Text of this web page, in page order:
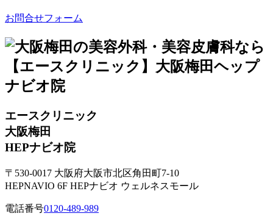
お問合せフォーム
エースクリニック
大阪梅田
HEPナビオ院
〒530-0017 大阪府大阪市北区角田町7-10
HEPNAVIO 6F HEPナビオ ウェルネスモール
電話番号0120-489-989